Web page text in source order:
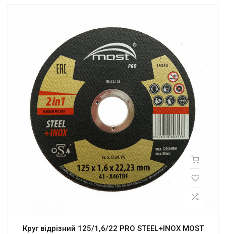
Круг відрізний 125/1,6/22 PRO STEEL+INOX MOST